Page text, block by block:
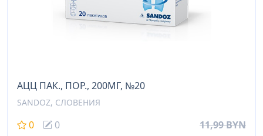
АЦЦ ПАК., ПОР., 200МГ, №20
SANDOZ, СЛОВЕНИЯ
0 0
11,99 BYN